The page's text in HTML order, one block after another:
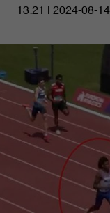
13:21 | 2024-08-14